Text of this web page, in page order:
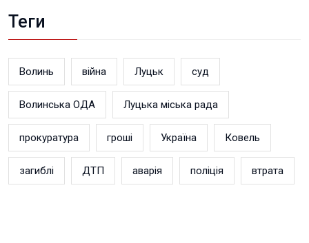
Теги
Волинь війна Луцьк суд
Волинська ОДА Луцька міська рада
прокуратура гроші Україна Ковель
загиблі ДТП аварія поліція втрата